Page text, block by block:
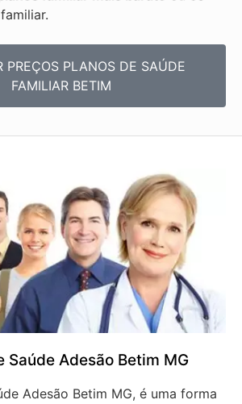
PREÇOS PLANOS DE SAÚDE
FAMILIAR BETIM
Saúde Adesão Betim MG
Adesão Betim MG, é uma forma